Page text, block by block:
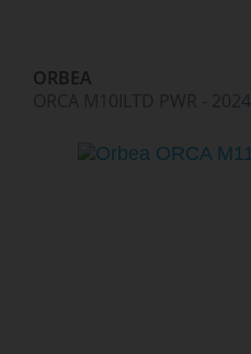
ORBEA
ORCA M10ILTD PWR - 2024